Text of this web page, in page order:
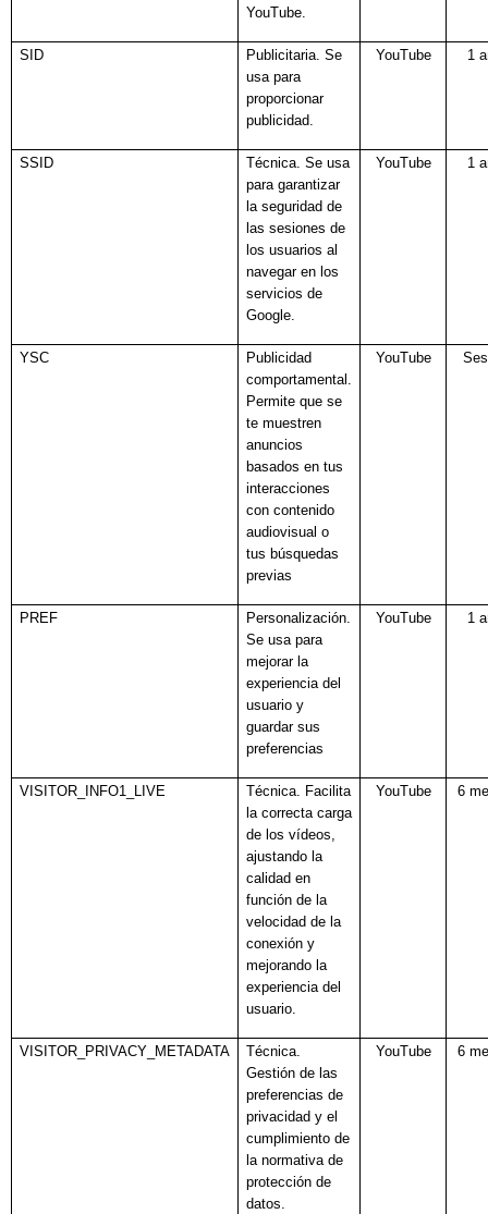
YouTube.
SID
Publicitaria. Se
usa para
proporcionar
publicidad.
YouTube 1
SSID
Técnica. Se usa
para garantizar
la seguridad de
las sesiones de
los usuarios al
navegar en los
servicios de
Google.
YouTube 1
YSC
Publicidad
comportamental.
Permite que se
te muestren
anuncios
basados en tus
interacciones
con contenido
audiovisual o
tus búsquedas
previas
YouTube
PREF
Personalización.
Se usa para
mejorar la
experiencia del
usuario y
guardar sus
preferencias
YouTube 1
VISITOR_INFO1_LIVE
Técnica. Facilita
la correcta carga
de los vídeos,
ajustando la
calidad en
función de la
velocidad de la
conexión y
mejorando la
experiencia del
usuario.
YouTube 6
VISITOR_PRIVACY_METADATA
Técnica.
Gestión de las
preferencias de
privacidad y el
cumplimiento de
la normativa de
protección de
datos.
YouTube 6